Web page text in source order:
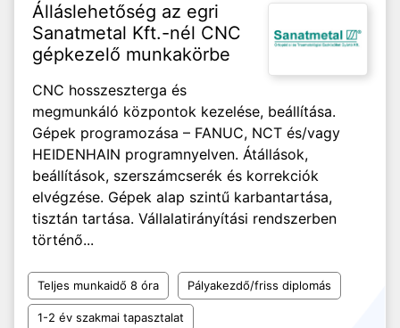
Álláslehetőség az egri
Sanatmetal Kft.-nél CNC
gépkezelő munkakörbe
CNC hosszeszterga és
megmunkáló központok kezelése, beállítása.
Gépek programozása – FANUC, NCT és/vagy
HEIDENHAIN programnyelven. Átállások,
beállítások, szerszámcserék és korrekciók
elvégzése. Gépek alap szintű karbantartása,
tisztán tartása. Vállalatirányítási rendszerben
történő...
Teljes munkaidő 8 óra Pályakezdő/friss diplomás
1-2 év szakmai tapasztalat